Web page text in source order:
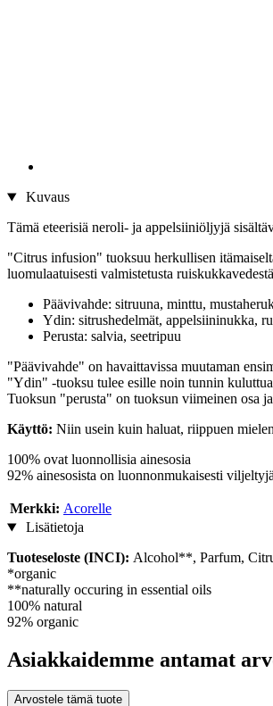
Kuvaus
Tämä eteerisiä neroli- ja appelsiiniöljyjä
"Citrus infusion" tuoksuu herkullisen
luomulaatuisesti valmistetusta
Päävivahde: sitruuna, minttu,
Ydin: sitrushedelmät, appelsiininukka,
Perusta: salvia, seetripuu
"Päävivahde" on havaittavissa muutaman
"Ydin" -tuoksu tulee esille noin tunnin
Tuoksun "perusta" on tuoksun viimeinen osa
Käyttö: Niin usein kuin haluat, riippuen
100% ovat luonnollisia ainesosia
92% ainesosista on luonnonmukaisesti viljeltyjä
Merkki: Acorelle
Lisätietoja
Tuoteseloste (INCI): Alcohol**, Parfum,
*organic
**naturally occuring in essential oils
100% natural
92% organic
Asiakkaidemme antamat
Arvostele tämä tuote